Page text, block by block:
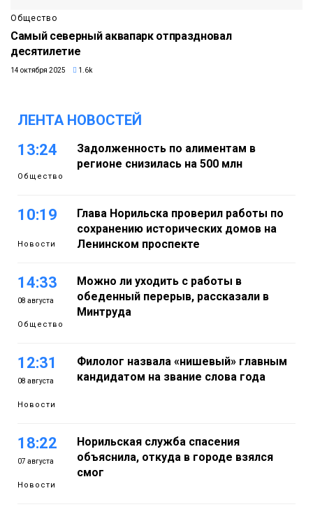
Общество
Самый северный аквапарк отпраздновал
десятилетие
14 октября 2025 1.6k
ЛЕНТА НОВОСТЕЙ
13:24
Общество
Задолженность по алиментам в
регионе снизилась на 500 млн
10:19
Новости
Глава Норильска проверил работы по
сохранению исторических домов на
Ленинском проспекте
14:33
08 августа
Общество
Можно ли уходить с работы в
обеденный перерыв, рассказали в
Минтруда
12:31
08 августа
Новости
Филолог назвала «нишевый» главным
кандидатом на звание слова года
18:22
07 августа
Новости
Норильская служба спасения
объяснила, откуда в городе взялся
смог